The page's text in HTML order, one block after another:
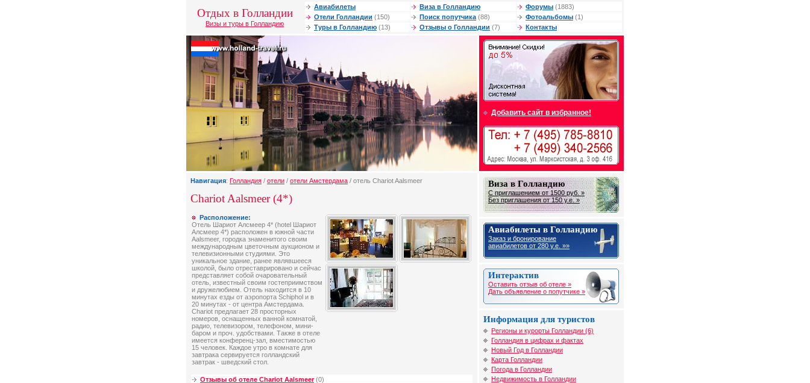
Отдых в Голландии
Визы и туры в Голландию
Авиабилеты Виза в Голландию Форумы (1883)
Отели Голландии (150) Поиск попутчика (88) Фотоальбомы (1)
Туры в Голландию (13) Отзывы о Голландии (7) Контакты
Добавить сайт в избранное!
Навигация: Голландия / отели / отели Амстердама / отель Chariot Aalsmeer
Chariot Aalsmeer (4*)
Расположение:
Отель Шариот Алсмеер 4* (hotel Шариот
Алсмеер 4*) расположен в южной части
Aalsmeer, городка знаменитого своим
международным цветочным аукционом и
телевизионными студиями. Это
уникальное здание, ранее являвшееся
школой, было отреставрировано и сейчас
представляет собой очаровательный
отель, известный своим гостеприимством
и дружелюбием. Отель находится в 10
минутах езды от аэропорта Schiphol и в
20 минутах - от центра Амстердама.
Chariot предлагает 28 просторных
номеров, оснащенных ванной комнатой,
радио, телевизором, телефоном, мини-
баром и проч. удобствами. Также в отеле
имеется конференц-зал, вместимостью
15 человек. Каждое утро в комнате для
завтрака сервируется голландский
завтрак - шведский стол.
Отзывы об отеле Chariot Aalsmeer(0)
Виза в Голландию
С приглашением от 1500 руб. »
Без приглашения от 150 у.е. »
Авиабилеты в Голландию
Заказ и бронирование
авиабилетов от 280 у.е. »»
Интерактив
Оставить отзыв об отеле »
Дать объявление о попутчике »
Информация для туристов
Регионы и курорты Голландии (6)
Голландия в цифрах и фактах
Новый Год в Голландии
Карта Голландии
Погода в Голландии
Недвижимость в Голландии